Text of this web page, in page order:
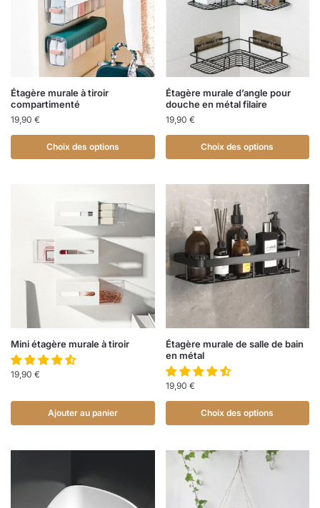
Étagère murale à tiroir
compartimenté
19,90 €
Choix des options
Étagère murale d’angle pour
douche en métal filaire
19,90 €
Choix des options
Mini étagère murale à tiroir
19,90 €
Ajouter au panier
Étagère murale de salle de bain
en métal
19,90 €
Choix des options